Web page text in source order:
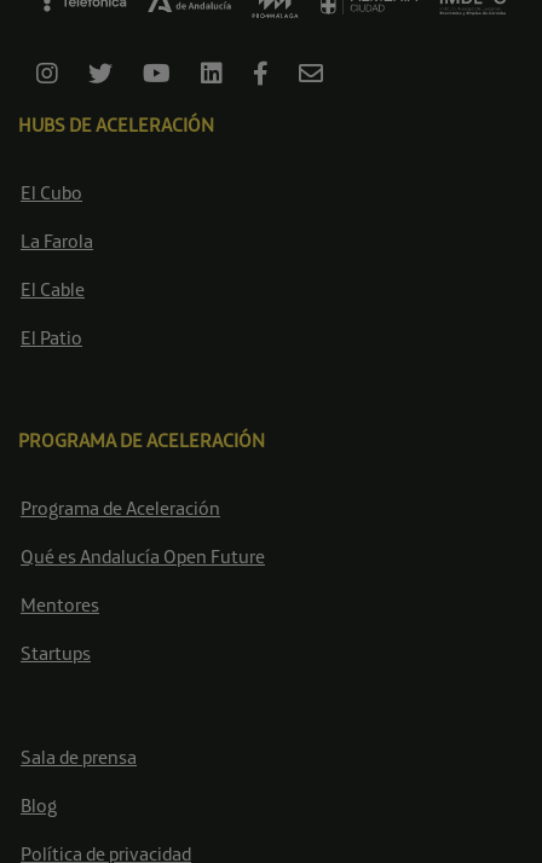
HUBS DE ACELERACIÓN
El Cubo
La Farola
El Cable
El Patio
PROGRAMA DE ACELERACIÓN
Programa de Aceleración
Qué es Andalucía Open Future
Mentores
Startups
Sala de prensa
Blog
Política de privacidad